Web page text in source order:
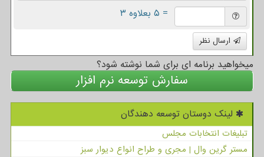
= ۵ بعلاوه ۳
ارسال نظر
میخواهید برنامه ای برای شما نوشته شود؟
سفارش توسعه نرم افزار
لینک دوستان توسعه دهندگان
تبلیغات انتخابات مجلس
مستر گرین وال | مجری و طراح انواع دیوار سبز